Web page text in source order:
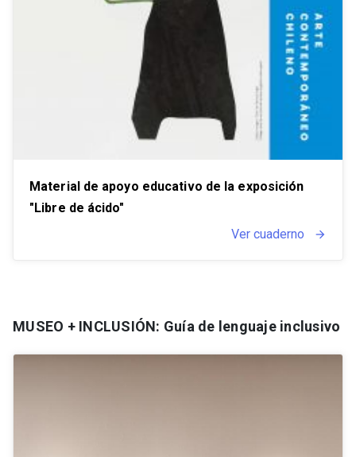
Material de apoyo educativo de la exposición
"Libre de ácido"
Ver cuaderno
arrow_forward
MUSEO + INCLUSIÓN: Guía de lenguaje inclusivo